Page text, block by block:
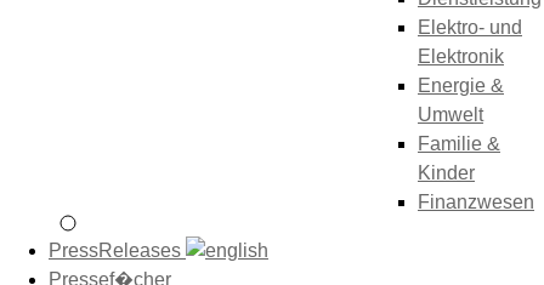
Elektro- und
Elektronik
Energie &
Umwelt
Familie &
Kinder
Finanzwesen
PressReleases
Pressef�cher